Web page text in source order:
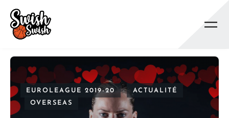
EUROLEAGUE 2019-20
ACTUALITÉ
OVERSEAS